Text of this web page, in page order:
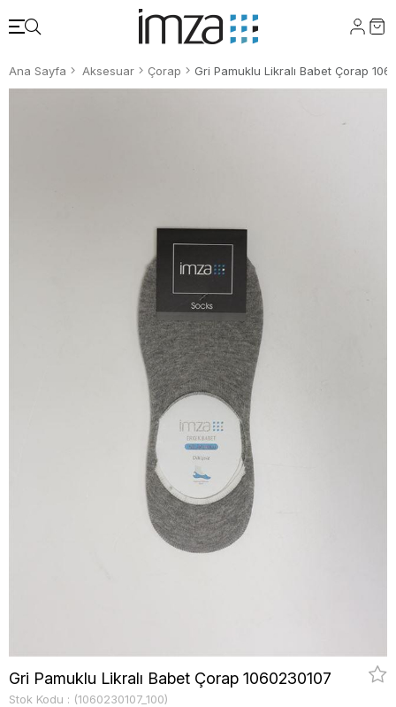
Ana Sayfa Aksesuar Çorap Gri Pamuklu Likralı Babet Çorap
Gri Pamuklu Likralı Babet Çorap 1060230107
Stok Kodu (1060230107_100)